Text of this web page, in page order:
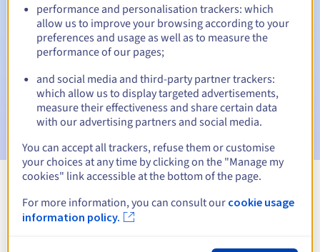
Waarschuwings-e-mails:60, 30, 15, 7 en 3 dagen vóór de
vervaldatum
E-mail op de vervaldatumom de schorsing van de
domeinnaam te melden
E-mail na de Redemption Grace Periodom de
verwijdering van de domeinnaam te melden
Bekijk alle extensies
performance and personalisation trackers: which
allow us to improve your browsing according to your
preferences and usage as well as to measure the
performance of our pages;
and social media and third-party partner trackers:
which allow us to display targeted advertisements,
measure their effectiveness and share certain data
with our advertising partners and social media.
You can accept all trackers, refuse them or customise
your choices at any time by clicking on the "Manage my
cookies" link accessible at the bottom of the page.
For more information, you can consult our cookie usage
information policy.